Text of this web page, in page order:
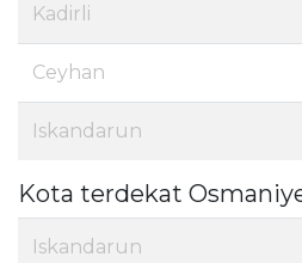
Kadirli
Ceyhan
Iskandarun
Kota terdekat
Iskandarun